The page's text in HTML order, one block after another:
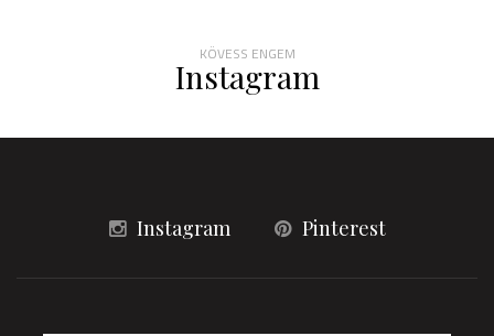
KÖVESS ENGEM
Instagram
Instagram Pinterest